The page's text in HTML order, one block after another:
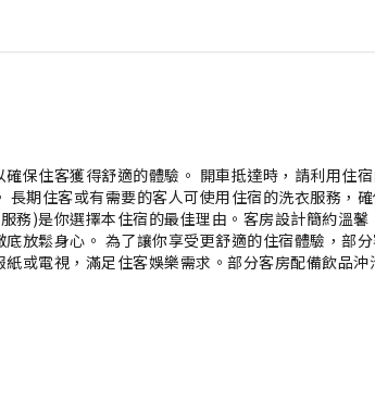
保住客獲得舒適的體驗。 開車抵達時，請利用住
長期住客或有需要的客人可使用住宿的洗衣服務，
務)是你選擇本住宿的最佳理由。客房設計簡約溫馨
放鬆身心。 為了讓你享受更舒適的住宿體驗，部
或電視，滿足住客娛樂需求。部分客房配備飲品
備了齊全的浴室用品，確保住客享受舒適的住宿體